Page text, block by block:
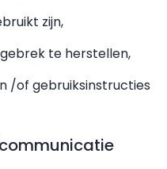
zijn,
te herstellen,
/of gebruiksinstructies